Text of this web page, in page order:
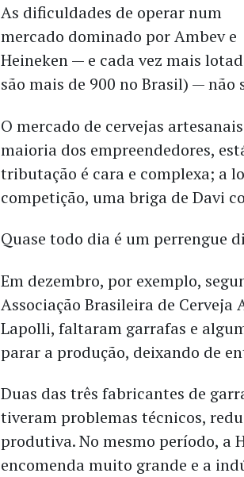
As dificuldades de operar num
mercado dominado por Ambev e
Heineken — e cada vez mais
são mais de 900 no Brasil) — não
O mercado de cervejas
maioria dos empreendedores,
tributação é cara e complexa; a
competição, uma briga de Davi
Quase todo dia é um perrengue
Em dezembro, por exemplo,
Associação Brasileira de
Lapolli, faltaram garrafas e
parar a produção, deixando de
Duas das três fabricantes de
tiveram problemas técnicos,
produtiva. No mesmo período, a
encomenda muito grande e a